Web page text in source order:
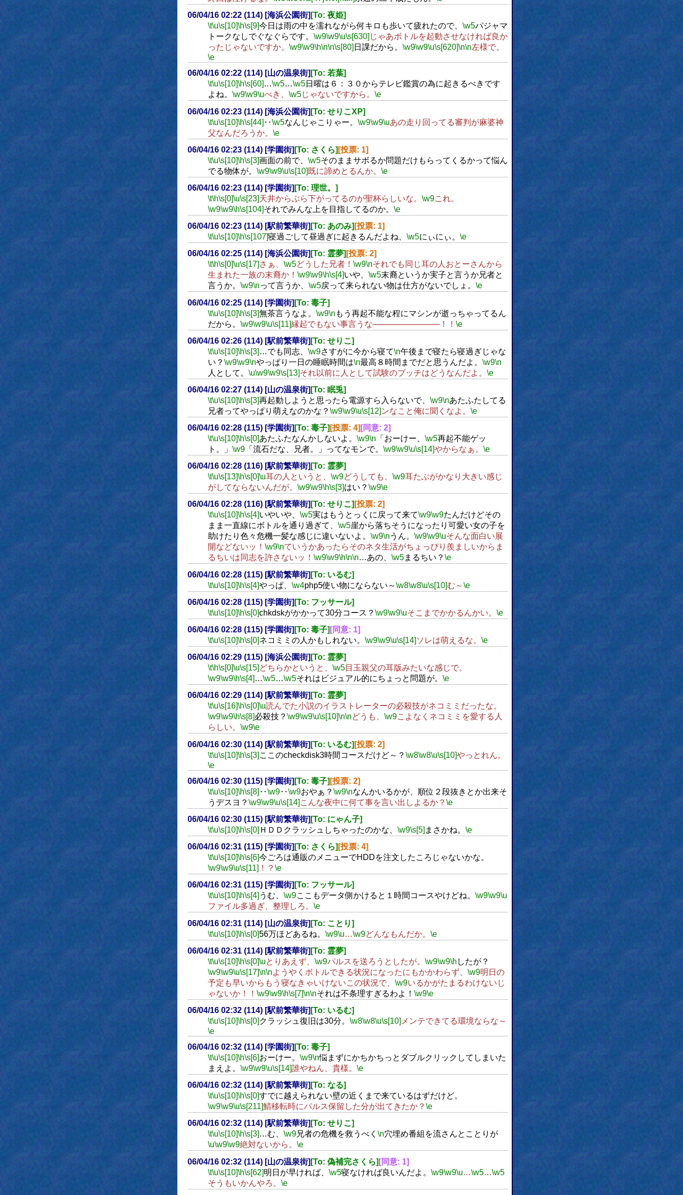
06/04/16 02:22 (114) [海浜公園街] [To: 夜姫]
\t\u\s[10]\h\s[9]今日は雨の中を濡れながら何キロも歩いて疲れたので、 \w5パジャマ
トークなしでぐなぐらです。 \w9\w9\u\s[630] じゃあボトルを起動させなければ良か
ったじゃないですか。 \w9\w9\h\n\n\s[80] 日課だから。 \w9\w9\u\s[620]\n\n左様で。
\e
06/04/16 02:22 (114) [山の温泉街] [To: 若葉]
\t\u\s[10]\h\s[60] …\w5…\w5日曜は６：３０からテレビ鑑賞の為に起きるべきです
よね。 \w9\w9\uべき、 \w5じゃないですから。 \e
06/04/16 02:23 (114) [海浜公園街] [To: せりこXP]
\t\u\s[10]\h\s[44] ‥\w5なんじゃこりゃー。 \w9\w9\uあの走り回ってる審判が麻婆神
父なんだろうか。 \e
06/04/16 02:23 (114) [学園街] [To: さくら] [投票: 1]
\t\u\s[10]\h\s[3]画面の前で、 \w5そのままサボるか問題だけもらってくるかって悩ん
でる物体が。 \w9\w9\u\s[10] 既に諦めとるんか。 \e
06/04/16 02:23 (114) [学園街] [To: 理世。]
\t\h\s[0]\u\s[23]天井からぶら下がってるのが聖杯らしいな。 \w9これ。
\w9\w9\h\s[104]それでみんな上を目指してるのか。 \e
06/04/16 02:23 (114) [駅前繁華街] [To: あのみ] [投票: 1]
\t\u\s[10]\h\s[107]寝過ごして昼過ぎに起きるんだよね、 \w5にぃにぃ。 \e
06/04/16 02:25 (114) [海浜公園街] [To: 霊夢] [投票: 2]
\t\h\s[0]\u\s[17] さぁ、 \w5どうした兄者！ \w9\nそれでも同じ耳の人おとーさんから
生まれた一族の末裔か！ \w9\w9\h\s[4]いや、 \w5末裔というか実子と言うか兄者と
言うか。 \w9\nって言うか、 \w5戻って来られない物は仕方がないでしょ。 \e
06/04/16 02:25 (114) [学園街] [To: 毒子]
\t\u\s[10]\h\s[3]無茶言うなよ。 \w9\n もう再起不能な程にマシンが逝っちゃってるん
だから。 \w9\w9\u\s[11]縁起でもない事言うな────────────！！ \e
06/04/16 02:26 (114) [駅前繁華街] [To: せりこ]
\t\u\s[10]\h\s[3] …でも同志、 \w9さすがに今から寝て\n午後まで寝たら寝過ぎじゃな
い？ \w9\w9\nやっぱり一日の睡眠時間は\n最高８時間までだと思うんだよ。 \w9\n
人として。 \u\w9\w9\s[13]それ以前に人として試験のブッチはどうなんだよ。 \e
06/04/16 02:27 (114) [山の温泉街] [To: 眠兎]
\t\u\s[10]\h\s[3]再起動しようと思ったら電源すら入らないで、 \w9\nあたふたしてる
兄者ってやっぱり萌えなのかな？ \w9\w9\u\s[12] ンなこと俺に聞くなよ。 \e
06/04/16 02:28 (115) [学園街] [To: 毒子] [投票: 4] [同意: 2]
\t\u\s[10]\h\s[0]あたふたなんかしないよ。 \w9\n 「おーけー、 \w5再起不能ゲッ
ト。」 \w9「流石だな、兄者。」ってなモンで。 \w9\w9\u\s[14]やからなぁ。 \e
06/04/16 02:28 (116) [駅前繁華街] [To: 霊夢]
\t\u\s[13]\h\s[0]\u耳の人というと、 \w9どうしても、 \w9耳たぶがかなり大きい感じ
がしてならないんだが。 \w9\w9\h\s[3]はい？ \w9\e
06/04/16 02:28 (116) [駅前繁華街] [To: せりこ] [投票: 2]
\t\u\s[10] \h\s[4] いやいや、 \w5実はもうとっくに戻って来て\w9\w9たんだけどその
まま一直線にボトルを通り過ぎて、 \w5崖から落ちそうになったり可愛い女の子を
助けたり色々危機一髪な感じに違いないよ。 \w9\n うん。 \w9\w9\uそんな面白い展
開などないッ！ \w9\nていうかあったらそのネタ生活がちょっぴり羨ましいからま
るちいは同志を許さないッ！ \w9\w9\h\n\n…あの、 \w5まるちい？ \e
06/04/16 02:28 (115) [駅前繁華街] [To: いるむ]
\t\u\s[10]\h\s[4]やっぱ、 \w4php5使い物にならない～\w8\w8\u\s[10]む～\e
06/04/16 02:28 (115) [学園街] [To: フッサール]
\t\u\s[10]\h\s[0]chkdskがかかって30分コース？ \w9\w9\uそこまでかかるんかい。 \e
06/04/16 02:28 (115) [学園街] [To: 毒子] [同意: 1]
\t\u\s[10]\h\s[0]ネコミミの人かもしれない。 \w9\w9\u\s[14] ソレは萌えるな。 \e
06/04/16 02:29 (115) [海浜公園街] [To: 霊夢]
\t\h\s[0]\u\s[15] どちらかというと、 \w5目玉親父の耳版みたいな感じで。
\w9\w9\h\s[4] …\w5…\w5それはビジュアル的にちょっと問題が。 \e
06/04/16 02:29 (114) [駅前繁華街] [To: 霊夢]
\t\u\s[16]\h\s[0]\u読んでた小説のイラストレーターの必殺技がネコミミだったな。
\w9\w9\h\s[8]必殺技？ \w9\w9\u\s[10]\n\nどうも、 \w9こよなくネコミミを愛する人
らしい。 \w9\e
06/04/16 02:30 (114) [駅前繁華街] [To: いるむ] [投票: 2]
\t\u\s[10]\h\s[3] ここのcheckdisk3時間コースだけど～？ \w8\w8\u\s[10]やっとれん。
\e
06/04/16 02:30 (115) [学園街] [To: 毒子] [投票: 2]
\t\u\s[10]\h\s[8] ‥\w9‥\w9おやぁ？ \w9\nなんかいるかが、順位２段抜きとか出来そ
うデスヨ？ \w9\w9\u\s[14] こんな夜中に何て事を言い出しよるか？ \e
06/04/16 02:30 (115) [駅前繁華街] [To: にゃん子]
\t\u\s[10]\h\s[0] ＨＤＤクラッシュしちゃったのかな、 \w9\s[5] まさかね。 \e
06/04/16 02:31 (115) [学園街] [To: さくら] [投票: 4]
\t\u\s[10]\h\s[6]今ごろは通販のメニューでHDDを注文したころじゃないかな。
\w9\w9\u\s[11] ！？ \e
06/04/16 02:31 (115) [学園街] [To: フッサール]
\t\u\s[10]\h\s[4] うむ、 \w9ここもデータ側かけると１時間コースやけどね。 \w9\w9\u
ファイル多過ぎ、整理しろ。 \e
06/04/16 02:31 (114) [山の温泉街] [To: ことり]
\t\u\s[10]\h\s[0]56万ほどあるね。 \w9\u…\w9どんなもんだか。 \e
06/04/16 02:31 (114) [駅前繁華街] [To: 霊夢]
\t\u\s[10]\h\s[0]\uとりあえず、 \w9パルスを送ろうとしたが。 \w9\w9\h したが？
\w9\w9\u\s[17]\n\nようやくボトルできる状況になったにもかかわらず、 \w9明日の
予定も早いからもう寝なきゃいけないこの状況で、 \w9いるかがたまるわけないじ
ゃないか！！ \w9\w9\h\s[7]\n\nそれは不条理すぎるわよ！ \w9\e
06/04/16 02:32 (114) [駅前繁華街] [To: いるむ]
\t\u\s[10]\h\s[0] クラッシュ復旧は30分。 \w8\w8\u\s[10] メンテできてる環境ならな～
\e
06/04/16 02:32 (114) [学園街] [To: 毒子]
\t\u\s[10]\h\s[6]おーけー。 \w9\n悩まずにかちかちっとダブルクリックしてしまいた
まえよ。 \w9\w9\u\s[14]誰やねん、貴様。 \e
06/04/16 02:32 (114) [駅前繁華街] [To: なる]
\t\u\s[10]\h\s[0]すでに越えられない壁の近くまで来ているはずだけど。
\w9\w9\u\s[211]鯖移転時にパルス保留した分が出てきたか？ \e
06/04/16 02:32 (114) [駅前繁華街] [To: せりこ]
\t\u\s[10] \h\s[3] …む、 \w9兄者の危機を救うべく \n穴埋め番組を流さんとことりが
\u\w9\w9絶対ないから。 \e
06/04/16 02:32 (114) [山の温泉街] [To: 偽補完さくら] [同意: 1]
\t\u\s[10]\h\s[62]明日が早ければ、 \w5寝なければ良いんだよ。 \w9\w9\u…\w5…\w5
そうもいかんやろ。 \e